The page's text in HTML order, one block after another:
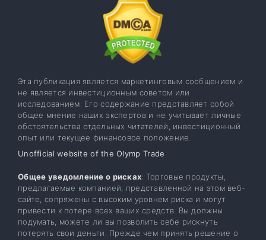
Эта публикация является маркетинговым сообщением и
не является инвестиционным советом или
исследованием. Его содержание представляет собой
общее мнение наших экспертов и не учитывает личные
обстоятельства отдельных читателей, инвестиционный
опыт или текущее финансовое положение.
Unofficial website of the Olymp Trade
Общее уведомление о рисках: Торговые продукты,
предлагаемые компанией, представленной на этом веб-
сайте, сопряжены с высоким уровнем риска и могут
привести к потере всех ваших средств. Вы должны
подумать, можете ли вы позволить себе рискнуть
потерять свои деньги. Прежде чем принять решение о